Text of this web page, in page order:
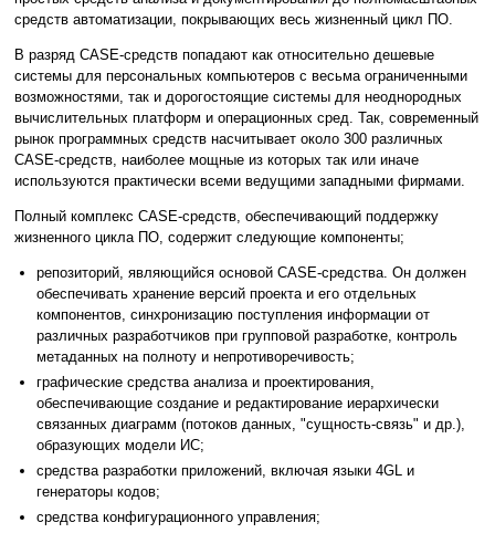
средств автоматизации, покрывающих весь жизненный цикл ПО.
В разряд CASE-средств попадают как относительно дешевые
системы для персональных компьютеров с весьма ограниченными
возможностями, так и дорогостоящие системы для неоднородных
вычислительных платформ и операционных сред. Так, современный
рынок программных средств насчитывает около 300 различных
CASE-средств, наиболее мощные из которых так или иначе
используются практически всеми ведущими западными фирмами.
Полный комплекс CASE-средств, обеспечивающий поддержку
жизненного цикла ПО, содержит следующие компоненты;
репозиторий, являющийся основой CASE-средства. Он должен
обеспечивать хранение версий проекта и его отдельных
компонентов, синхронизацию поступления информации от
различных разработчиков при групповой разработке, контроль
метаданных на полноту и непротиворечивость;
графические средства анализа и проектирования,
обеспечивающие создание и редактирование иерархически
связанных диаграмм (потоков данных, "сущность-связь" и др.),
образующих модели ИС;
средства разработки приложений, включая языки 4GL и
генераторы кодов;
средства конфигурационного управления;